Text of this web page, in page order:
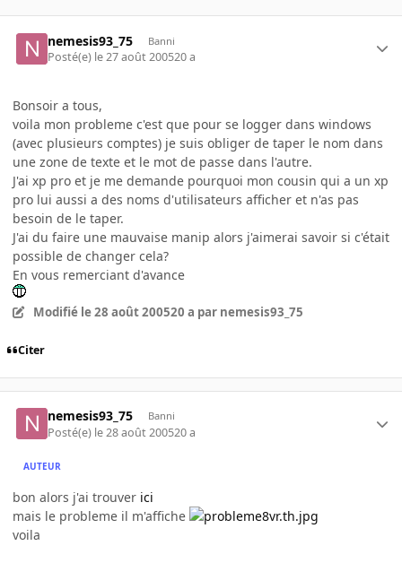
nemesis93_75 Banni
Posté(e) le 27 août 200520 a
Bonsoir a tous,
voila mon probleme c'est que pour se logger dans windows
(avec plusieurs comptes) je suis obliger de taper le nom dans
une zone de texte et le mot de passe dans l'autre.
J'ai xp pro et je me demande pourquoi mon cousin qui a un xp
pro lui aussi a des noms d'utilisateurs afficher et n'as pas
besoin de le taper.
J'ai du faire une mauvaise manip alors j'aimerai savoir si c'était
possible de changer cela?
En vous remerciant d'avance
Modifié le 28 août 200520 a par nemesis93_75
Citer
nemesis93_75 Banni
Posté(e) le 28 août 200520 a
AUTEUR
bon alors j'ai trouver ici
mais le probleme il m'affiche
voila